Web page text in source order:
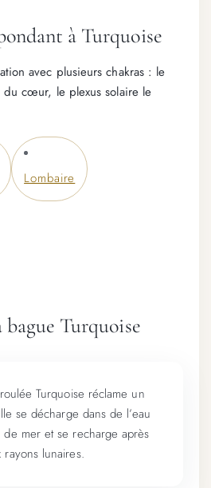
à Turquoise
avec plusieurs chakras : le
du cœur, le plexus solaire le
Lombaire
Turquoise
Turquoise réclame un
se décharge dans de l’eau
mer et se recharge après
rayons lunaires.